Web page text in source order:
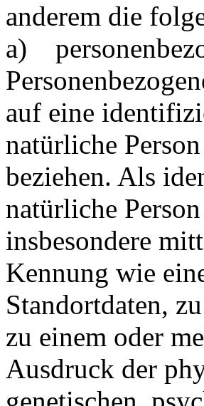
anderem die
a)
auf eine
natürliche
beziehen. Als
natürliche
insbesondere
Kennung wie
Standortdaten,
zu einem oder
Ausdruck der